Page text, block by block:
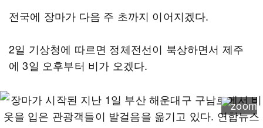
전국에 장마가 다음 주 초까지 이어지겠다.
2일 기상청에 따르면 정체전선이 북상하면서 제주
에 3일 오후부터 비가 오겠다.